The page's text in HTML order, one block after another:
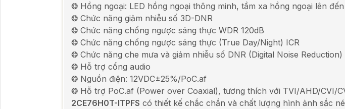
❂ Hồng ngoại: LED hồng ngoại thông minh, tầm xa hồng ngoại lên
❂ Chức năng giảm nhiễu số 3D-DNR
❂ Chức năng chống ngược sáng thực WDR 120dB
❂ Chức năng chống ngược sáng thực (True Day/Night) ICR
❂ Chức năng che mưa và giảm nhiễu số DNR (Digital Noise Reduction)
❂ Hỗ trợ cổng audio
❂ Nguồn điện: 12VDC±25%/PoC.af
❂ Hỗ trợ PoC.af (Power over Coaxial), tương thích với TVI/AHD/CVI/
2CE76H0T-ITPFS có thiết kế chắc chắn và chất lượng hình ảnh sắc